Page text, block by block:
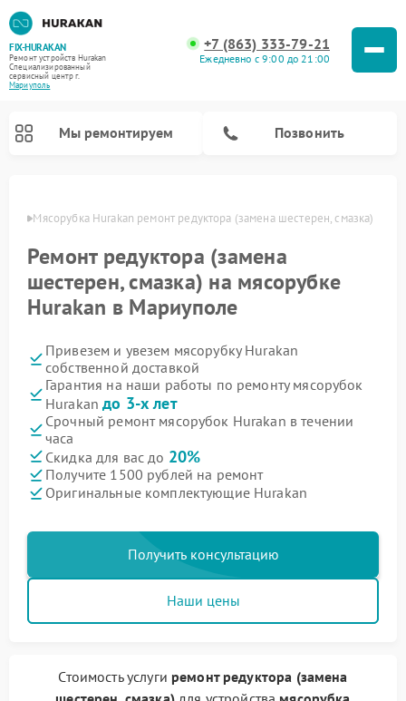
FIX-HURAKAN
Ремонт устройств Hurakan
Специализированный
cервисный центр г.
Мариуполь
+7 (863) 333-79-21
Ежедневно с 9:00 до 21:00
Мы ремонтируем Позвонить
Мясорубка Hurakan ремонт редуктора (замена шестерен, смазка)
Ремонт редуктора (замена
шестерен, смазка) на мясорубке
Hurakan в Мариуполе
Привезем и увезем мясорубку Hurakan
собственной доставкой
Гарантия на наши работы по ремонту мясорубок
Hurakanдо 3-х лет
Срочный ремонт мясорубок Hurakan в течении
часа
Скидка для вас до 20%
Получите 1500 рублей на ремонт
Оригинальные комплектующие Hurakan
Получить консультацию
Наши цены
Стоимость услуги ремонт редуктора (замена